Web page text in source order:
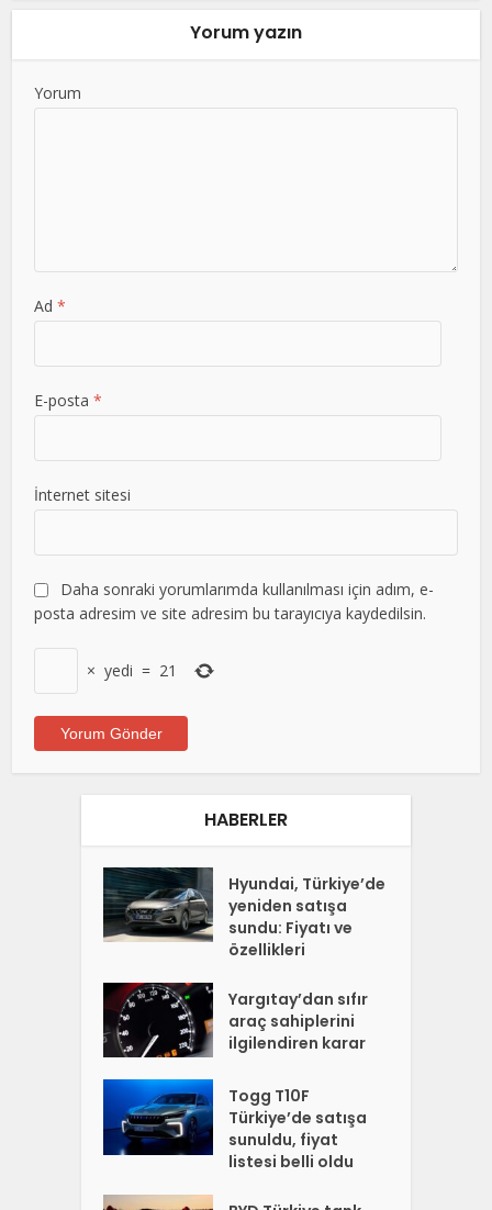
Yorum yazın
Yorum
Ad*
E-posta*
İnternet sitesi
Daha sonraki yorumlarımda kullanılması için adım, e-
posta adresim ve site adresim bu tarayıcıya kaydedilsin.
× yedi = 21
HABERLER
Hyundai, Türkiye’de
yeniden satışa
sundu: Fiyatı ve
özellikleri
Yargıtay’dan sıfır
araç sahiplerini
ilgilendiren karar
Togg T10F
Türkiye’de satışa
sunuldu, fiyat
listesi belli oldu